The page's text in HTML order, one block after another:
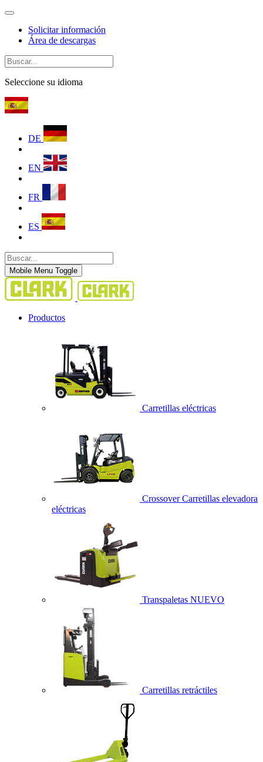
Solicitar información
Área de descargas
Seleccione su idioma
DE
EN
FR
ES
Mobile Menu Toggle
Productos
Carretillas eléctricas
Crossover Carretillas elevadora
eléctricas
Transpaletas NUEVO
Carretillas retráctiles